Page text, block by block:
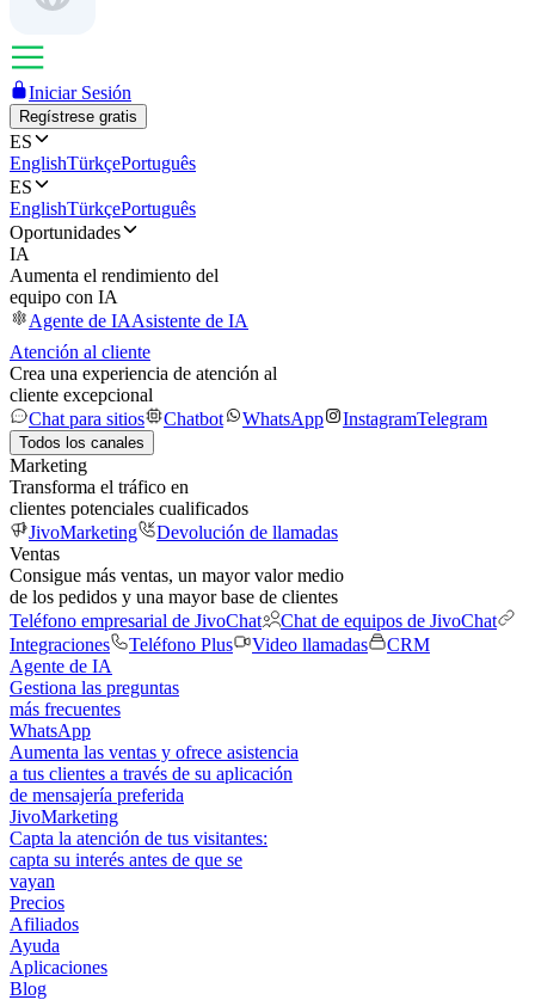
Iniciar Sesión
Regístrese gratis
ES
EnglishTürkçePortuguês
ES
EnglishTürkçePortuguês
Oportunidades
IA
Aumenta el rendimiento del
equipo con IA
Agente de IAAsistente de IA
Atención al cliente
Crea una experiencia de atención al
cliente excepcional
Chat para sitios
Chatbot WhatsApp InstagramTelegram
Todos los canales
Marketing
Transforma el tráfico en
clientes potenciales cualificados
JivoMarketing
Devolución de llamadas
Ventas
Consigue más ventas, un mayor valor medio
de los pedidos y una mayor base de clientes
Teléfono empresarial de JivoChat
Chat de equipos de JivoChat
Integraciones
Teléfono Plus Video llamadas
CRM
Agente de IA
Gestiona las preguntas
más frecuentes
WhatsApp
Aumenta las ventas y ofrece asistencia
a tus clientes a través de su aplicación
de mensajería preferida
JivoMarketing
Capta la atención de tus visitantes:
capta su interés antes de que se
vayan
Precios
Afiliados
Ayuda
Aplicaciones
Blog